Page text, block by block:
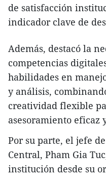
de satisfacción
indicador clave de
Además, destacó la
competencias
habilidades en
y análisis,
creatividad flexible
asesoramiento eficaz
Por su parte, el jefe
Central, Pham Gia
institución desde su